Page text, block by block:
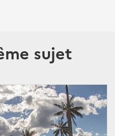
sujet